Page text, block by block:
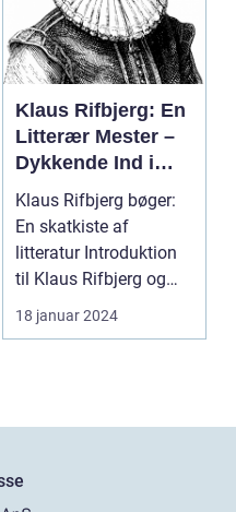
Klaus Rifbjerg: En
Litterær Mester –
Dykkende Ind i
Værkerne og deres
Historie
Klaus Rifbjerg bøger:
En skatkiste af
litteratur Introduktion
til Klaus Rifbjerg og
hans betydning ...
18 januar 2024